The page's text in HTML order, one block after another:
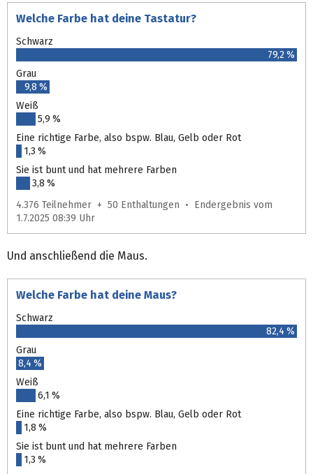
Welche Farbe hat deine Tastatur?
Schwarz
79,2 %
Grau
9,8 %
Weiß
5,9 %
Eine richtige Farbe, also bspw. Blau, Gelb oder Rot
1,3 %
Sie ist bunt und hat mehrere Farben
3,8 %
4.376 Teilnehmer + 50 Enthaltungen • Endergebnis vom
1.7.2025 08:39 Uhr
Und anschließend die Maus.
Welche Farbe hat deine Maus?
Schwarz
82,4 %
Grau
8,4 %
Weiß
6,1 %
Eine richtige Farbe, also bspw. Blau, Gelb oder Rot
1,8 %
Sie ist bunt und hat mehrere Farben
1,3 %